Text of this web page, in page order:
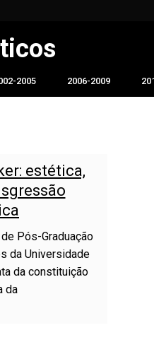
2005 2006-2009
estética,
Pós-Graduação
da Universidade
da constituição
da